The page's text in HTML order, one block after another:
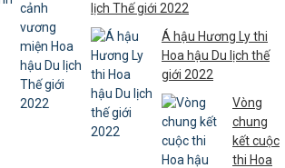
lịch Thế giới 2022
Á hậu Hương Ly thi
Hoa hậu Du lịch thế
giới 2022
Vòng
chung
kết cuộc
thi Hoa